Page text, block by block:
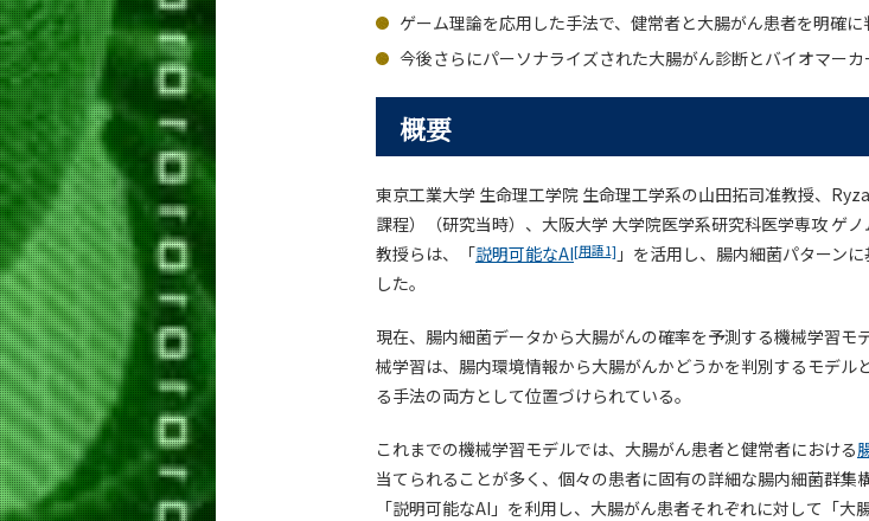
ゲーム理論を応用した手法で、健常者と大腸がん患者を明確
今後さらにパーソナライズされた大腸がん診断とバイオマー
概要
東京工業大学 生命理工学院 生命理工学系の山田拓司准教授、
課程）（研究当時）、大阪大学 大学院医学系研究科医学専攻 ゲ
教授らは、「説明可能なAI[用語1] 」を活用し、腸内細菌パターン
した。
現在、腸内細菌データから大腸がんの確率を予測する機械学習
械学習は、腸内環境情報から大腸がんかどうかを判別するモデル
る手法の両方として位置づけられている。
これまでの機械学習モデルでは、大腸がん患者と健常者における
当てられることが多く、個々の患者に固有の詳細な腸内細菌群
「説明可能なAI」を利用し、大腸がん患者それぞれに対して「